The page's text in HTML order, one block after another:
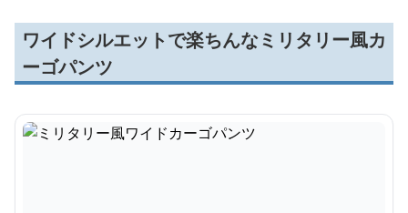
ワイドシルエットで楽ちんなミリタリー風カ
ーゴパンツ